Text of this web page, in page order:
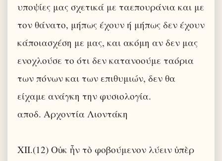
υποψίες μας σχετικά με ταεπουράνια και με
τον θάνατο, μήπως έχουν ή μήπως δεν έχουν
κάποιασχέση με μας, και ακόμη αν δεν μας
ενοχλούσε το ότι δεν κατανοούμε ταόρια
των πόνων και των επιθυμιών, δεν θα
είχαμε ανάγκη την φυσιολογία.
αποδ. Αρχοντία Λιοντάκη
XII.(12) Οὐκ ἦν τὸ φοβούμενον λύειν ὑπὲρ